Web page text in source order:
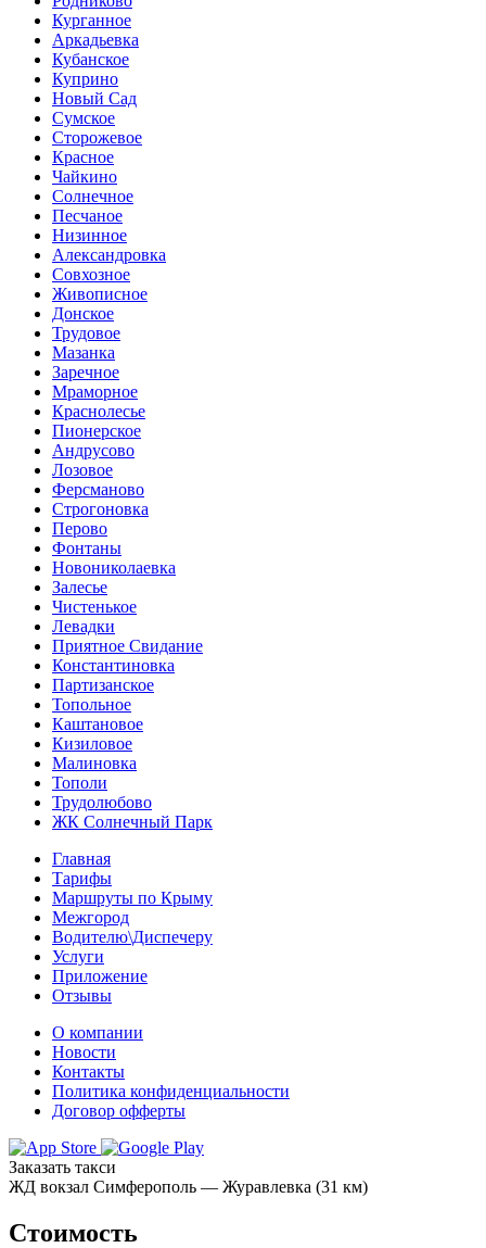
Курганное
Аркадьевка
Кубанское
Куприно
Новый Сад
Сумское
Сторожевое
Красное
Чайкино
Солнечное
Песчаное
Низинное
Александровка
Совхозное
Живописное
Донское
Трудовое
Мазанка
Заречное
Мраморное
Краснолесье
Пионерское
Андрусово
Лозовое
Ферсманово
Строгоновка
Перово
Фонтаны
Новониколаевка
Залесье
Чистенькое
Левадки
Приятное Свидание
Константиновка
Партизанское
Топольное
Каштановое
Кизиловое
Малиновка
Тополи
Трудолюбово
ЖК Солнечный Парк
Главная
Тарифы
Маршруты по Крыму
Межгород
Водителю\Диспечеру
Услуги
Приложение
Отзывы
О компании
Новости
Контакты
Политика конфиденциальности
Договор офферты
Заказать такси
ЖД вокзал Симферополь — Журавлевка (31 км)
Стоимость